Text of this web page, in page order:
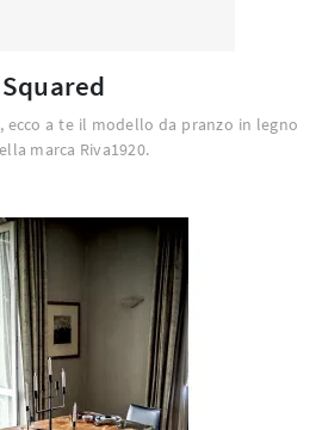
ecco a te il modello da pranzo in legno
marca Riva1920.